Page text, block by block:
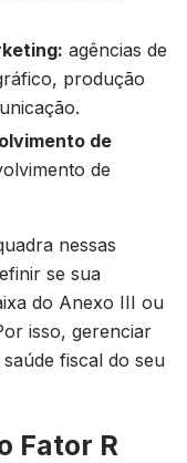
agências de
produção
de
de
nessas
se sua
do Anexo III ou
isso, gerenciar
fiscal do seu
Fator R